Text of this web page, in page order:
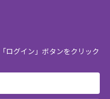
ログイン」ボタンをクリック